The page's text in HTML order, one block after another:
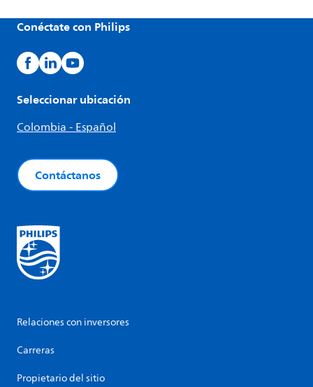
Conéctate con Philips
Seleccionar ubicación
Colombia - Español
Contáctanos
Relaciones con inversores
Carreras
Propietario del sitio